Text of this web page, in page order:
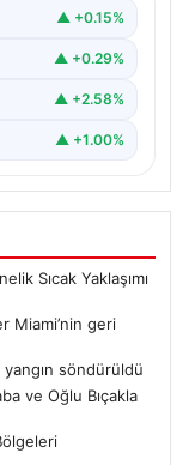
sahadan…
▲ +0.15%
▲ +0.29%
▲ +2.58%
▲ +1.00%
Sıcak Yaklaşımı
Miami’nin geri
yangın söndürüldü
ve Oğlu Bıçakla